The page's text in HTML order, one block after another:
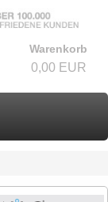
Warenkorb
0,00 EUR